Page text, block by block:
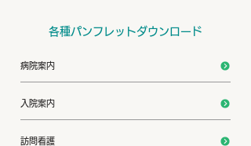
各種パンフレットダウンロード
病院案内
入院案内
訪問看護